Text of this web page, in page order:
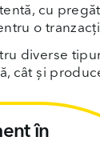
cu
o
diverse
cât și
în